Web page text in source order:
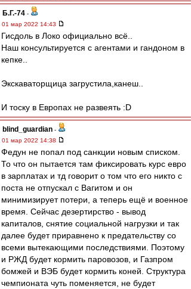
Б.Г.-74 -
01 мар 2022 14:43
Гисдоль в Локо официально всё..
Наш консультируется с агентами и гандоном в
кепке..
Экскаваторщица загрустила,канеш..
И тоску в Европах не развеять :D
blind_guardian -
01 мар 2022 14:38
Федун не попал под санкции новым списком.
То что он пытается там фиксировать курс евро
в зарплатах и тд говорит о том что его никто с
поста не отпускал с Вагитом и он
минимизирует потери, а теперь ещё и военное
время. Сейчас дезертирство - вывод
капиталов, снятие социальной нагрузки и так
далее будет приравнено к предательству со
всеми вытекающими последствиями. Поэтому
и РЖД будет кормить паровозов, и Газпром
бомжей и ВЭБ будет кормить коней. Структура
чемпионата чуть поменяется, не будет